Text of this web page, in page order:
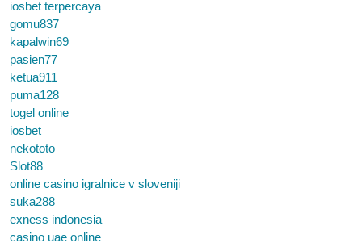
iosbet terpercaya
gomu837
kapalwin69
pasien77
ketua911
puma128
togel online
iosbet
nekototo
Slot88
online casino igralnice v sloveniji
suka288
exness indonesia
casino uae online